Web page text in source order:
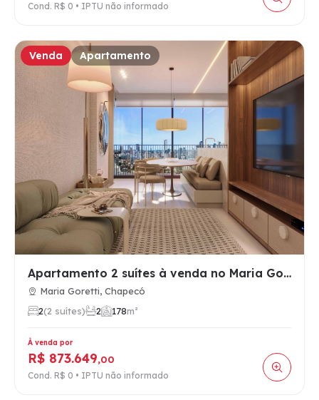
Cond. R$ 0 • IPTU não informado
Venda Apartamento
Apartamento 2 suítes à venda no Maria Goretti, Chapecó SC, 2…
Maria Goretti, Chapecó
2(2 suítes) 2 178m²
À venda por
R$ 873.649,00
Cond. R$ 0 • IPTU não informado